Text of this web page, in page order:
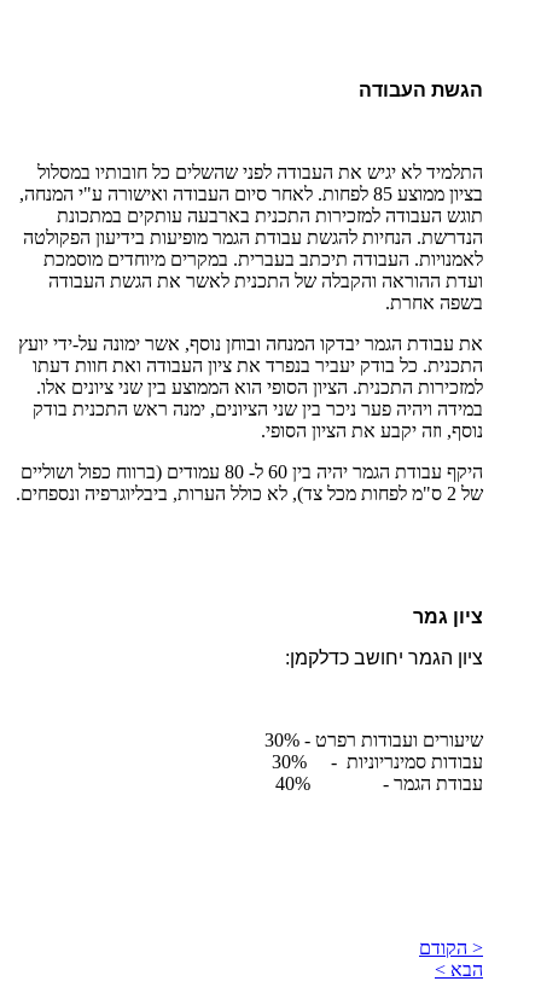
הגשת העבודה
התלמיד לא יגיש את העבודה לפני שהשלים כל חובותיו במסלול
בציון ממוצע 85 לפחות. לאחר סיום העבודה ואישורה ע"י המנחה,
תוגש העבודה למזכירות התכנית בארבעה עותקים במתכונת
הנדרשת. הנחיות להגשת עבודת הגמר מופיעות בידיעון הפקולטה
לאמנויות. העבודה תיכתב בעברית. במקרים מיוחדים מוסמכת
ועדת ההוראה והקבלה של התכנית לאשר את הגשת העבודה
בשפה אחרת.
את עבודת הגמר יבדקו המנחה ובוחן נוסף, אשר ימונה על-ידי יועץ
התכנית. כל בודק יעביר בנפרד את ציון העבודה ואת חוות דעתו
למזכירות התכנית. הציון הסופי הוא הממוצע בין שני ציונים אלו.
במידה ויהיה פער ניכר בין שני הציונים, ימנה ראש התכנית בודק
נוסף, וזה יקבע את הציון הסופי.
היקף עבודת הגמר יהיה בין 60 ל- 80 עמודים (ברווח כפול ושוליים
של 2 ס"מ לפחות מכל צד), לא כולל הערות, ביבליוגרפיה ונספחים.
ציון גמר
ציון הגמר יחושב כדלקמן:
שיעורים ועבודות רפרט - 30%
עבודות סמינריוניות - 30%
עבודת הגמר - 40%
< הקודם
הבא >